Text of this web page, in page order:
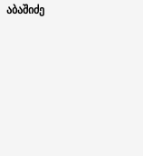
აბაშიძე